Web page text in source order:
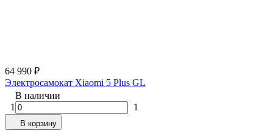
64 990 ₽
Электросамокат Xiaomi 5 Plus GL
В наличии
1
1
В корзину